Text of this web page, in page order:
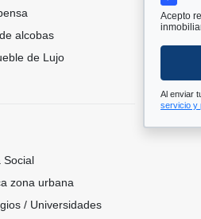
alcobas
de Lujo
Social
zona urbana
/ Universidades
Acepto
Al enviar
servicio y